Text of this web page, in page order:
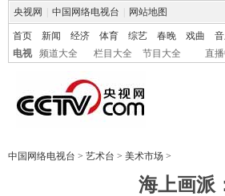
央视网 中国网络电视台 网站地图
首页 新闻 经济 体育 综艺 春晚 戏曲
电视
频道大全 栏目大全 节目大全 直
中国网络电视台 > 艺术台 > 美术市场 >
海上画派